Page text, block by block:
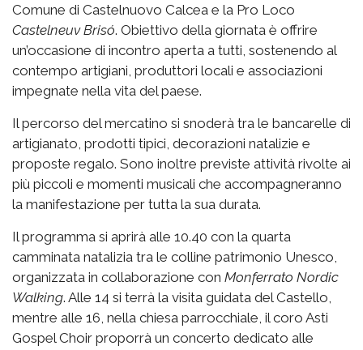
Comune di Castelnuovo Calcea e la Pro Loco
Castelneuv Brisó. Obiettivo della giornata è offrire
un’occasione di incontro aperta a tutti, sostenendo al
contempo artigiani, produttori locali e associazioni
impegnate nella vita del paese.
Il percorso del mercatino si snoderà tra le bancarelle di
artigianato, prodotti tipici, decorazioni natalizie e
proposte regalo. Sono inoltre previste attività rivolte ai
più piccoli e momenti musicali che accompagneranno
la manifestazione per tutta la sua durata.
Il programma si aprirà alle 10.40 con la quarta
camminata natalizia tra le colline patrimonio Unesco,
organizzata in collaborazione con Monferrato Nordic
Walking. Alle 14 si terrà la visita guidata del Castello,
mentre alle 16, nella chiesa parrocchiale, il coro Asti
Gospel Choir proporrà un concerto dedicato alle